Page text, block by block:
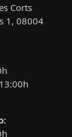
Corts
1, 08004